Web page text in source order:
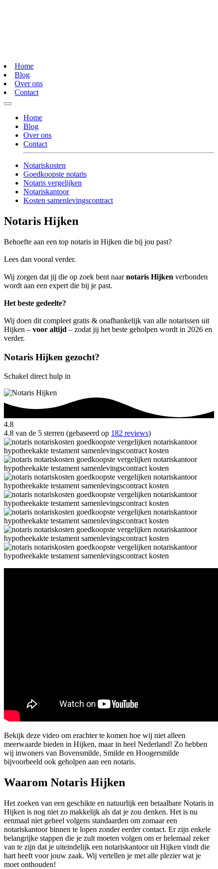
Home
Blog
Over ons
Contact
Home
Blog
Over ons
Contact
Notariskosten
Goedkoopste notaris
Notaris vergelijken
Notariskantoor
Kosten samenlevingscontract
Notaris Hijken
Behoefte aan een top notaris in Hijken die bij jou past?
Lees dan vooral verder.
Wij zorgen dat jij die op zoek bent naarnotaris Hijken verbonden
wordt aan een expert die bij je past.
Het beste gedeelte?
Wij doen dit compleet gratis & onafhankelijk van alle notarissen uit
Hijken – voor altijd – zodat jij het beste geholpen wordt in 2026 en
verder.
Notaris Hijken gezocht?
Schakel direct hulp in
4.8
4.8 van de 5 sterren (gebaseerd op 182 reviews)
Bekijk deze video om erachter te komen hoe wij niet alleen
meerwaarde bieden in Hijken, maar in heel Nederland! Zo hebben
wij inwoners van Bovensmilde, Smilde en Hoogersmilde
bijvoorbeeld ook geholpen aan een notaris.
Waarom Notaris Hijken
Het zoeken van een geschikte en natuurlijk een betaalbare Notaris in
Hijken is nog niet zo makkelijk als dat je zou denken. Het is nu
eenmaal niet geheel volgens standaarden om zomaar een
notariskantoor binnen te lopen zonder eerder contact. Er zijn enkele
belangrijke stappen die je zult moeten volgen om er helemaal zeker
van te zijn dat je uiteindelijk een notariskantoor uit Hijken vindt die
hart heeft voor jouw zaak. Wij vertellen je met alle plezier wat je
moet onthouden!